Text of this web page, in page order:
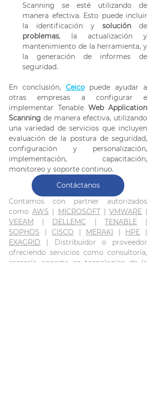
Scanning se esté utilizando de
manera efectiva. Esto puede incluir
la identificación y solución
problemas, la actualización y
mantenimiento de la herramienta, y
la generación de informes de
seguridad.
En conclusión, Ceico puede ayudar a
otras empresas a configurar e
implementar Tenable Web Application
Scanning de manera efectiva, utilizando
una variedad de servicios que incluyen
evaluación de la postura de seguridad,
configuración y personalización,
implementación, capacitación,
monitoreo y soporte continuo.
Contáctanos
Contamos con partner autorizados
como AWS | MICROSOFT | VMWARE
VEEAM | DELLEMC | TENABLE
SOPHOS | CISCO | MERAKI | HPE
EXAGRID | Distribuidor o proveedor
ofreciendo servicios como consultoría,
asesoría, soporte en tecnologías de la